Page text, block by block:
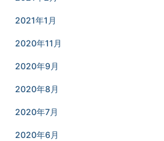
2021年1月
2020年11月
2020年9月
2020年8月
2020年7月
2020年6月